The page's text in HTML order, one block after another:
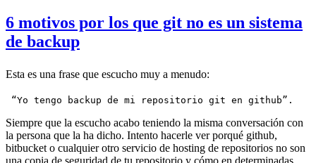
6 motivos por los que git no es un sistema
de backup
Esta es una frase que escucho muy a menudo:
“Yo tengo backup de mi repositorio git en github”.
Siempre que la escucho acabo teniendo la misma conversación con
la persona que la ha dicho. Intento hacerle ver porqué github,
bitbucket o cualquier otro servicio de hosting de repositorios no son